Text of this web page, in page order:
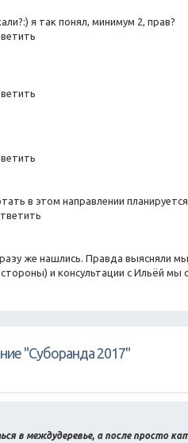
я так понял, минимум 2, прав?
в этом направлении планируется.
же нашлись. Правда выясняли
и консультации с Ильёй мы
"Суборанда 2017"
в междудеревье, а после просто